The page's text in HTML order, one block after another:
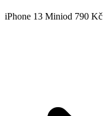
iPhone 13 Miniod 790 Kč